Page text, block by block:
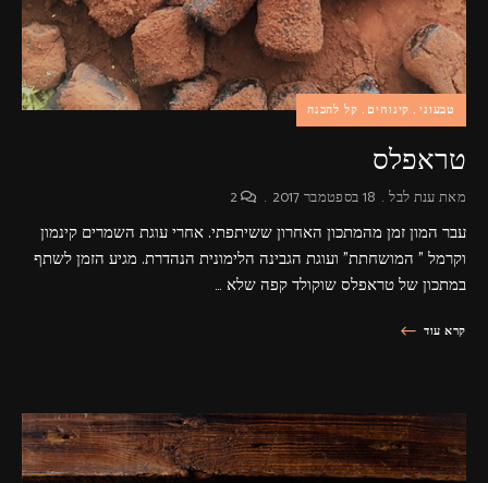
טבעוני קינוחים קל להכנה
טראפלס
מאתענת לבל 18 בספטמבר 2017 2
עבר המון זמן מהמתכון האחרון ששיתפתי. אחרי עוגת השמרים קינמון
וקרמל " המושחתת" ועוגת הגבינה הלימונית הנהדרת. מגיע הזמן לשתף
במתכון של טראפלס שוקולד קפה שלא …
קרא עוד